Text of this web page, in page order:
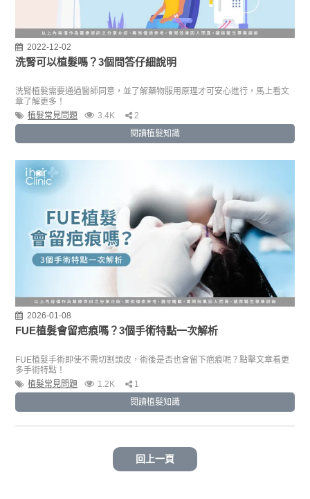
2022-12-02
洗腎可以植髮嗎？3個問答仔細說明
洗腎植髮需要通過醫師同意，並了解藥物服用原理才可安心進行，馬上看文
章了解更多！
植髮常見問題
3.4K
2
閱讀植髮知識
2026-01-08
FUE植髮會留疤痕嗎？3個手術特點一次解析
FUE植髮手術即使不需切割頭皮，術後是否也會留下疤痕呢？點擊文章看更
多手術特點！
植髮常見問題
1.2K
1
閱讀植髮知識
回上一頁